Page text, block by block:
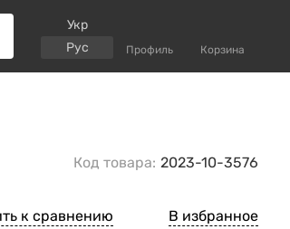
Укр
Рус
Профиль Корзина
Код товара: 2023-10-3576
к сравнению В избранное